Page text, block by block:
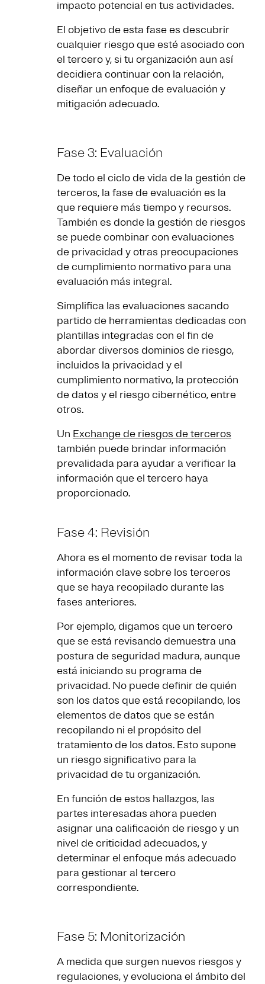
impacto potencial en tus actividades.
El objetivo de esta fase es descubrir
cualquier riesgo que esté asociado con
el tercero y, si tu organización aun así
decidiera continuar con la relación,
diseñar un enfoque de evaluación y
mitigación adecuado.
Fase 3: Evaluación
De todo el ciclo de vida de la gestión de
terceros, la fase de evaluación es la
que requiere más tiempo y recursos.
También es donde la gestión de riesgos
se puede combinar con evaluaciones
de privacidad y otras preocupaciones
de cumplimiento normativo para una
evaluación más integral.
Simplifica las evaluaciones sacando
partido de herramientas dedicadas con
plantillas integradas con el fin de
abordar diversos dominios de riesgo,
incluidos la privacidad y el
cumplimiento normativo, la protección
de datos y el riesgo cibernético, entre
otros.
Un Exchange de riesgos de terceros
también puede brindar información
prevalidada para ayudar a verificar la
información que el tercero haya
proporcionado.
Fase 4: Revisión
Ahora es el momento de revisar toda la
información clave sobre los terceros
que se haya recopilado durante las
fases anteriores.
Por ejemplo, digamos que un tercero
que se está revisando demuestra una
postura de seguridad madura, aunque
está iniciando su programa de
privacidad. No puede definir de quién
son los datos que está recopilando, los
elementos de datos que se están
recopilando ni el propósito del
tratamiento de los datos. Esto supone
un riesgo significativo para la
privacidad de tu organización.
En función de estos hallazgos, las
partes interesadas ahora pueden
asignar una calificación de riesgo y un
nivel de criticidad adecuados, y
determinar el enfoque más adecuado
para gestionar al tercero
correspondiente.
Fase 5: Monitorización
A medida que surgen nuevos riesgos y
regulaciones, y evoluciona el ámbito del